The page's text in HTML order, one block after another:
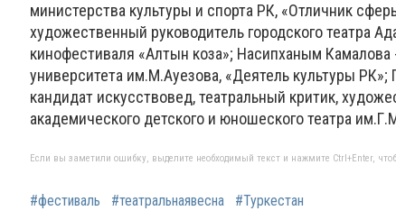
министерства культуры и спорта РК, «Отличник
художественный руководитель городского театра
кинофестиваля «Алтын коза»; Насипханым Камалова
университета им.М.Ауезова, «Деятель культуры
кандидат искусствовед, театральный критик,
академического детского и юношеского театра
Если вы заметили ошибку, выделите необходимый текст и нажмите Ctrl+Enter,
#фестиваль #театральнаявесна #Туркестан